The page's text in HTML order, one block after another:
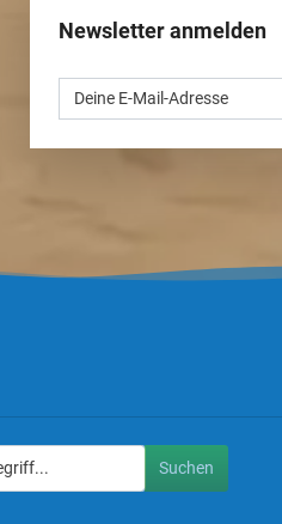
Newsletter anmelden
Suchen